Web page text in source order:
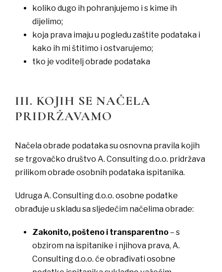
​koliko dugo ih pohranjujemo i s kime ih
dijelimo;
​koja prava imaju u pogledu zaštite podataka i
kako ih mi štitimo i ostvarujemo;
tko je voditelj obrade podataka
III. KOJIH SE NAČELA
PRIDRŽAVAMO
Načela obrade podataka su osnovna pravila kojih
se trgovačko društvo A. Consulting d.o.o. pridržava
prilikom obrade osobnih podataka ispitanika.
Udruga A. Consulting d.o.o. osobne podatke
obrađuje u skladu sa sljedećim načelima obrade:
Zakonito, pošteno i transparentno – s
obzirom na ispitanike i njihova prava, A.
Consulting d.o.o. će obrađivati osobne